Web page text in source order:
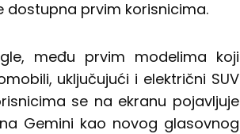
dostupna prvim korisnicima.
među prvim modelima koji
uključujući i električni SUV
se na ekranu pojavljuje
Gemini kao novog glasovnog